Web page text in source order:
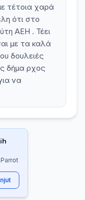
τέτοια χαρά
ότι στο
ΑΕΗ . Τέει
με τα καλά
δουλειές
δήμα ρχος
να